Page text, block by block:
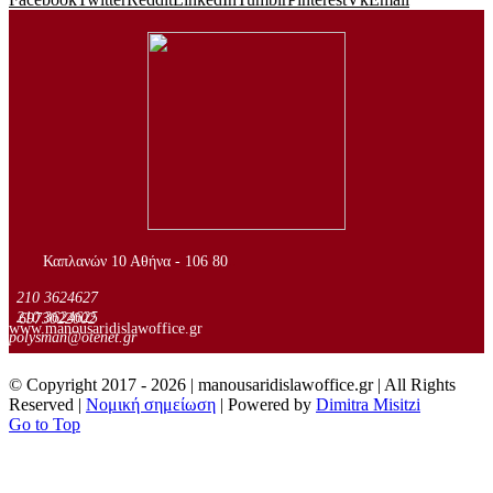
Καπλανών 10 Αθήνα - 106 80
210 3624627
210 3624625
6973022002
www.manousaridislawoffice.gr
polysman@otenet.gr
© Copyright 2017 - 2026 | manousaridislawoffice.gr | All Rights
Reserved | Νομική σημείωση | Powered by Dimitra Misitzi
Go to Top